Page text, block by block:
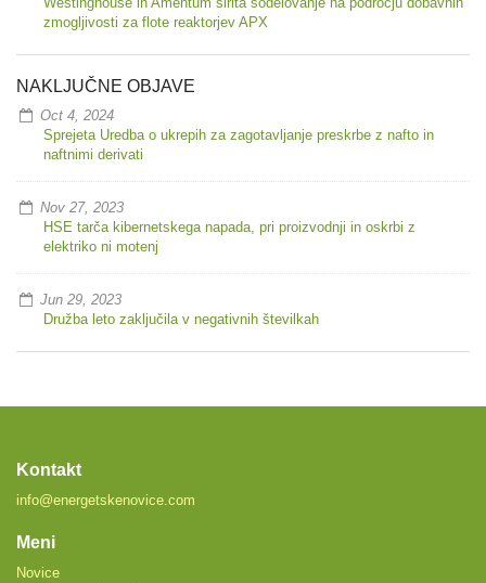
zmogljivosti za flote reaktorjev APX
NAKLJUČNE OBJAVE
Oct 4, 2024
Sprejeta Uredba o ukrepih za zagotavljanje preskrbe z nafto in
naftnimi derivati
Nov 27, 2023
HSE tarča kibernetskega napada, pri proizvodnji in oskrbi z
elektriko ni motenj
Jun 29, 2023
Družba leto zaključila v negativnih številkah
Kontakt
info@energetskenovice.com
Meni
Novice